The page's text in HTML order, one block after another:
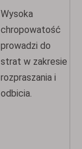
Wysoka
chropowatość
prowadzi do
strat w zakresie
rozpraszania i
odbicia.